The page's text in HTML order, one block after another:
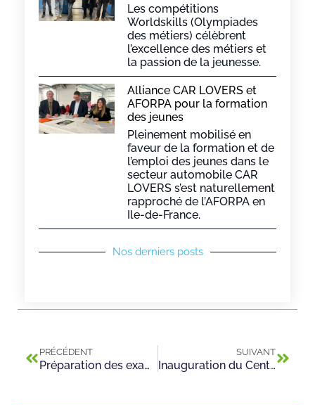
Les compétitions
Worldskills (Olympiades
des métiers) célèbrent
l’excellence des métiers et
la passion de la jeunesse.
Alliance CAR LOVERS et
AFORPA pour la formation
des jeunes
Pleinement mobilisé en
faveur de la formation et de
l’emploi des jeunes dans le
secteur automobile CAR
LOVERS s’est naturellement
rapproché de l’AFORPA en
Ile-de-France.
Nos derniers posts
PRÉCÉDENT
Préparation des examens pour les BTS !
SUIVANT
Inauguration du Centre de ressources et de Documentation « Séverine Martin » au CFA Jean-Claude Andrieu de Saint Maurice